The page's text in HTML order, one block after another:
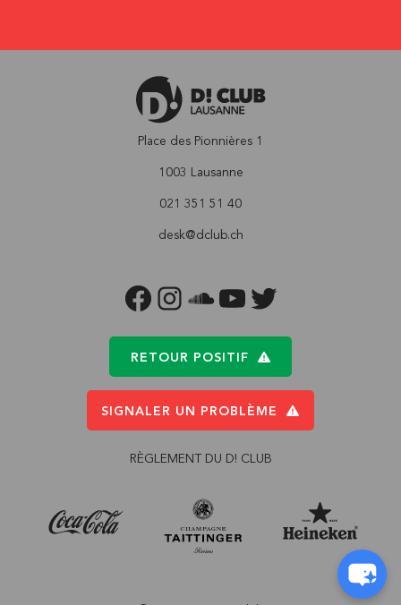
Place des Pionnières 1
1003 Lausanne
021 351 51 40
desk@dclub.ch
FACEBOOKINSTAGRAM
SOUNDCLOUD
YOUTUBETWITTER
RETOUR POSITIF
SIGNALER UN PROBLÈME
RÈGLEMENT DU D! CLUB